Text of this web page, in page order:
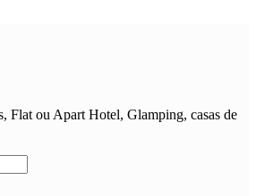
Flat ou Apart Hotel, Glamping, casas de